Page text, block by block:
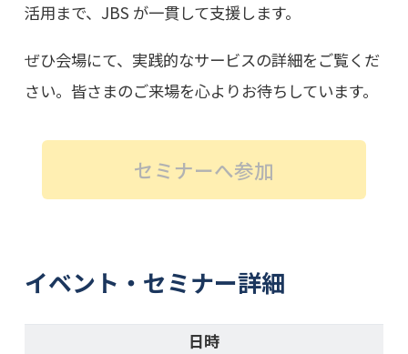
活用まで、JBS が一貫して支援します。
ぜひ会場にて、実践的なサービスの詳細をご覧くだ
さい。皆さまのご来場を心よりお待ちしています。
セミナーへ参加
イベント・セミナー詳細
日時